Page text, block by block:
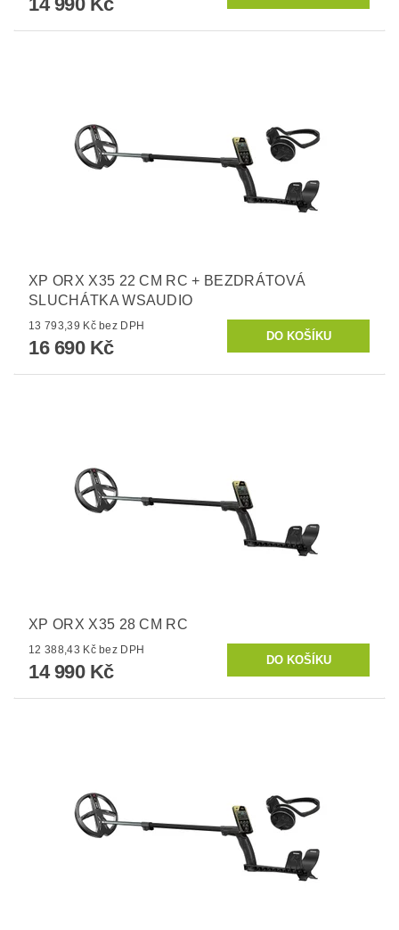
XP ORX X35 22 CM RC + BEZDRÁTOVÁ
SLUCHÁTKA WSAUDIO
13 793,39 Kč bez DPH
16 690 Kč
XP ORX X35 28 CM RC
12 388,43 Kč bez DPH
14 990 Kč